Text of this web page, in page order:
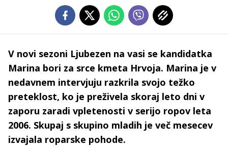
V novi sezoni Ljubezen na vasi se kandidatka
Marina bori za srce kmeta Hrvoja. Marina je v
nedavnem intervjuju razkrila svojo težko
preteklost, ko je preživela skoraj leto dni v
zaporu zaradi vpletenosti v serijo ropov leta
2006. Skupaj s skupino mladih je več mesecev
izvajala roparske pohode.